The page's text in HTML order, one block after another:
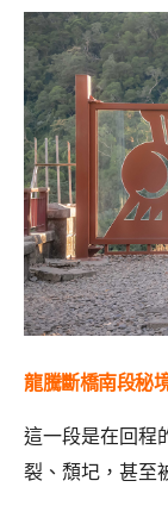
龍騰斷橋南段秘
這一段是在回程
裂、頹圮，甚至